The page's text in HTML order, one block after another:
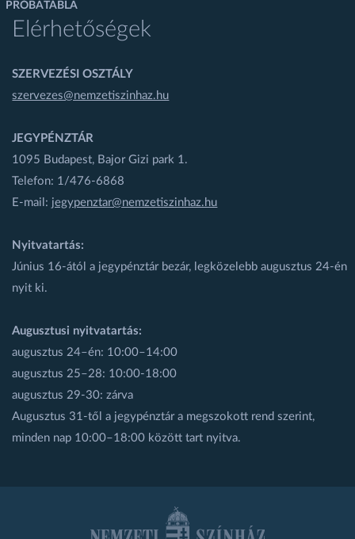
PRÓBATÁBLA
Elérhetőségek
SZERVEZÉSI OSZTÁLY
szervezes@nemzetiszinhaz.hu
JEGYPÉNZTÁR
1095 Budapest, Bajor Gizi park 1.
Telefon: 1/476-6868
E-mail: jegypenztar@nemzetiszinhaz.hu
Nyitvatartás:
Június 16-ától a jegypénztár bezár, legközelebb augusztus 24-én
nyit ki.
Augusztusi nyitvatartás:
augusztus 24–én: 10:00–14:00
augusztus 25–28: 10:00-18:00
augusztus 29-30: zárva
Augusztus 31-től a jegypénztár a megszokott rend szerint,
minden nap 10:00–18:00 között tart nyitva.